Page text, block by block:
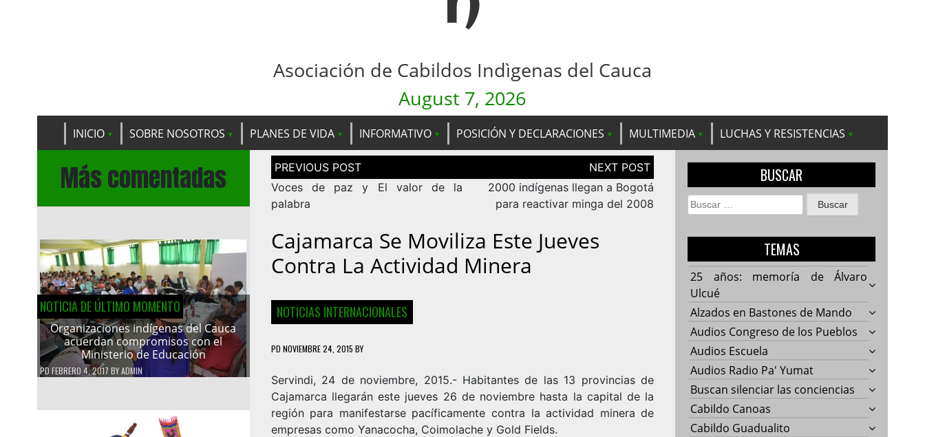
Asociación de Cabildos Indìgenas del Cauca
August 7, 2026
INICIO SOBRE NOSOTROS PLANES DE VIDA INFORMATIVO POSICIÓN Y DECLARACIONES MULTIMEDIA LUCHAS Y RESISTENCIAS
Más comentadas
NOTICIA DE ÚLTIMO MOMENTO
Organizaciones indígenas del Cauca
acuerdan compromisos con el
Ministerio de Educación
PD FEBRERO 4, 2017 BYADMIN
Navegación
de
entradas
Voces de paz y El valor de la
palabra
2000 indígenas llegan a Bogotá
para reactivar minga del 2008
Cajamarca Se Moviliza Este Jueves
Contra La Actividad Minera
NOTICIAS INTERNACIONALES
PD NOVIEMBRE 24, 2015 BY
Servindi, 24 de noviembre, 2015.- Habitantes de las 13 provincias de
Cajamarca llegarán este jueves 26 de noviembre hasta la capital de la
región para manifestarse pacíficamente contra la actividad minera de
empresas como Yanacocha, Coimolache yGold Fields.
BUSCAR
Buscar:
TEMAS
25 años: memoría de Álvaro
Ulcué
Alzados en Bastones de Mando
Audios Congreso de los Pueblos
Audios Escuela
Audios Radio Pa' Yumat
Buscan silenciar las conciencias
Cabildo Canoas
Cabildo Guadualito